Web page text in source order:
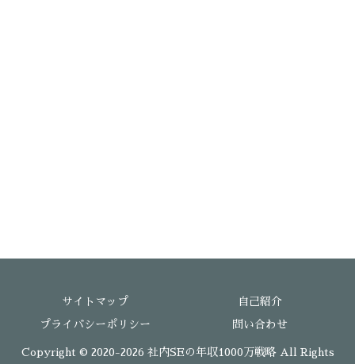
サイトマップ 自己紹介
プライバシーポリシー 問い合わせ
Copyright © 2020-2026 社内SEの年収1000万戦略 All Rights